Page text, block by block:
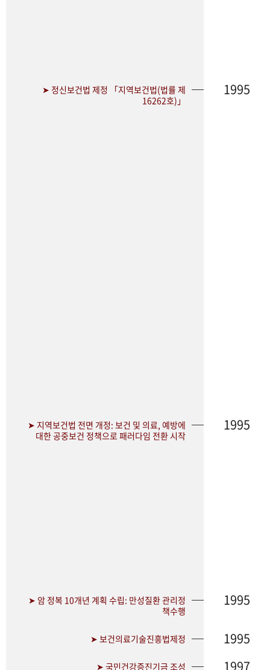
➤ 정신보건법 제정 「지역보건법(법률 제
16262호)」
1995
➤ 지역보건법 전면 개정: 보건 및 의료, 예방에
대한 공중보건 정책으로 패러다임 전환 시작
1995
➤ 암 정복 10개년 계획 수립: 만성질환 관리정
책수행
1995
➤ 보건의료기술진흥법제정 1995
➤ 국민건강증진기금 조성 1997